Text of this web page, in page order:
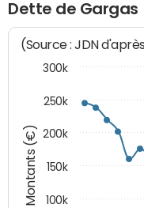
Dette de Gargas
Montants (€)
(Source : JDN
100k
150k
200k
250k
300k